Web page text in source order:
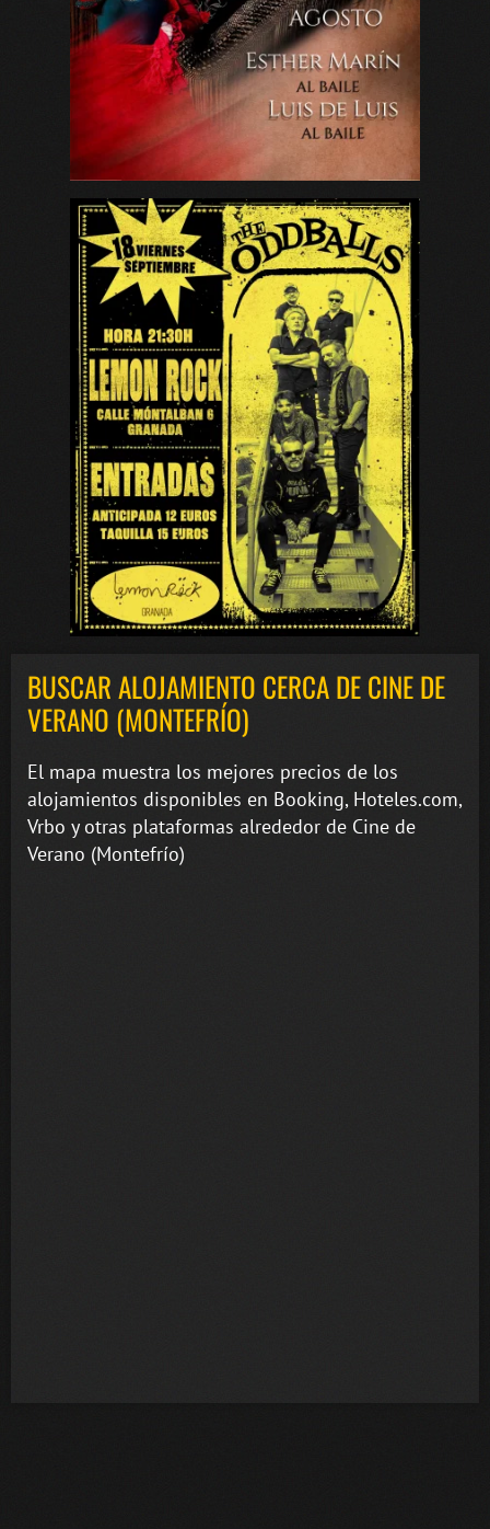
BUSCAR ALOJAMIENTO CERCA DE CINE DE
VERANO (MONTEFRÍO)
El mapa muestra los mejores precios de los
alojamientos disponibles en Booking, Hoteles.com,
Vrbo y otras plataformas alrededor de Cine de
Verano (Montefrío)